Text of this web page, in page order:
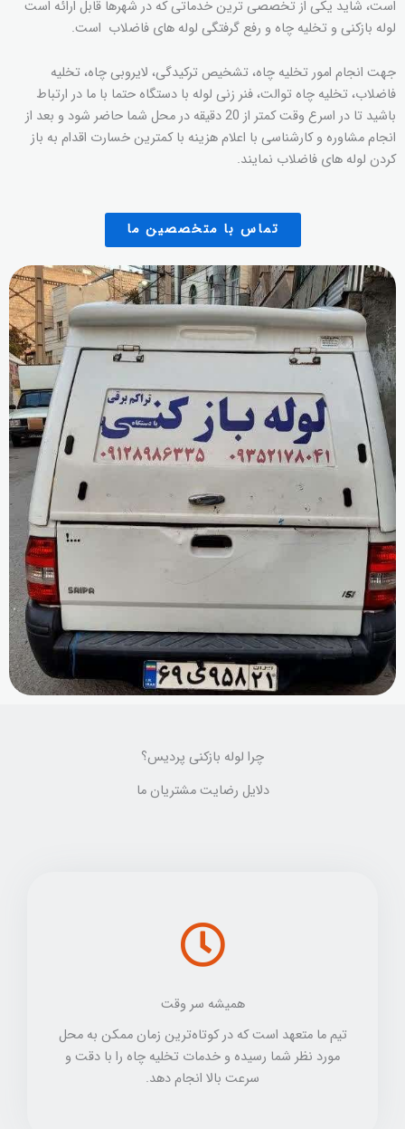
است، شاید یکی از تخصصی ترین خدماتی که در شهرها قابل ارائه است
لوله بازکنی و تخلیه چاه و رفع گرفتگی لوله های فاضلاب است.
جهت انجام امور تخلیه چاه، تشخیص ترکیدگی، لایروبی چاه، تخلیه
فاضلاب، تخلیه چاه توالت، فنر زنی لوله با دستگاه حتما با ما در ارتباط
باشید تا در اسرع وقت کمتر از 20 دقیقه در محل شما حاضر شود و بعد از
انجام مشاوره و کارشناسی با اعلام هزینه با کمترین خسارت اقدام به باز
کردن لوله های فاضلاب نمایند.
تماس با متخصصین ما
چرا لوله بازکنی پردیس؟
دلایل رضایت مشتریان ما
همیشه سر وقت
تیم ما متعهد است که در کوتاه‌ترین زمان ممکن به محل
مورد نظر شما رسیده و خدمات تخلیه چاه را با دقت و
سرعت بالا انجام دهد.